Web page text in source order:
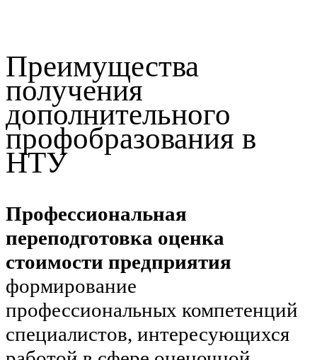
Преимущества
получения
дополнительного
профобразования в
НТУ
Профессиональная
переподготовка оценка
стоимости предприятия
формирование
профессиональных компетенций
специалистов, интересующихся